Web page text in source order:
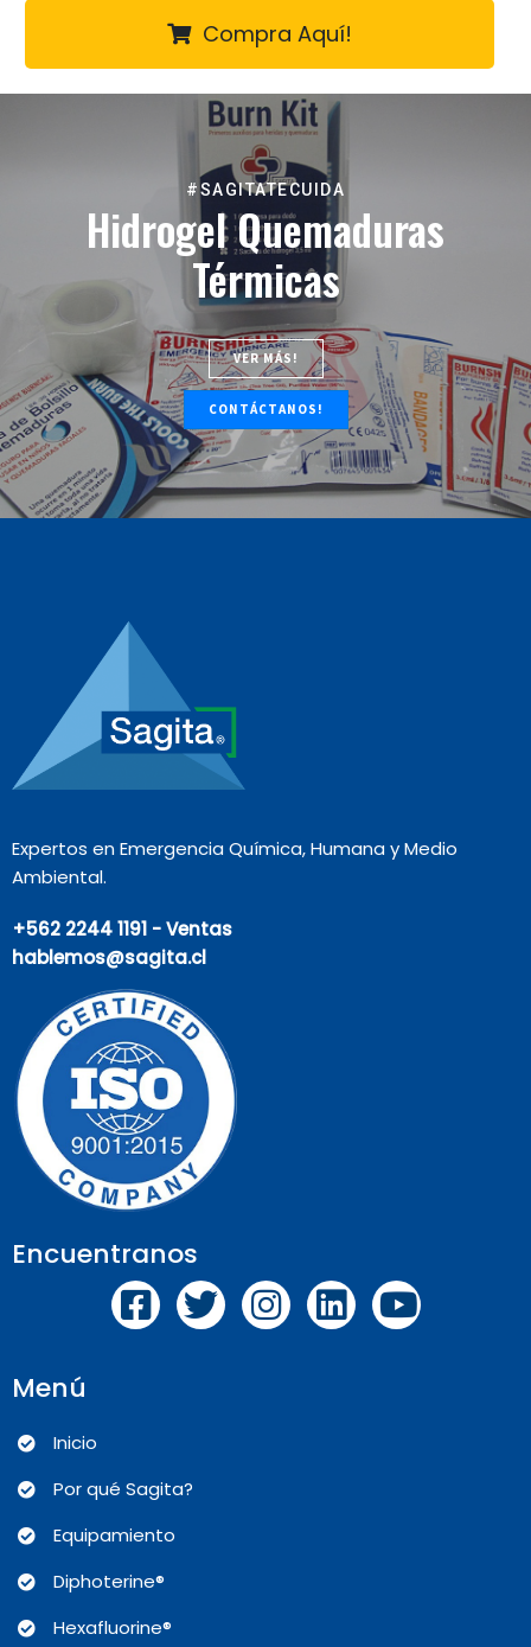
Compra Aquí!
#SAGITATECUIDA
Hidrogel Quemaduras
Térmicas
VER MÁS!
CONTÁCTANOS!
Expertos en Emergencia Química, Humana y Medio
Ambiental.
+562 2244 1191 - Ventas
hablemos@sagita.cl
Encuentranos
Menú
Inicio
Por qué Sagita?
Equipamiento
Diphoterine®
Hexafluorine®